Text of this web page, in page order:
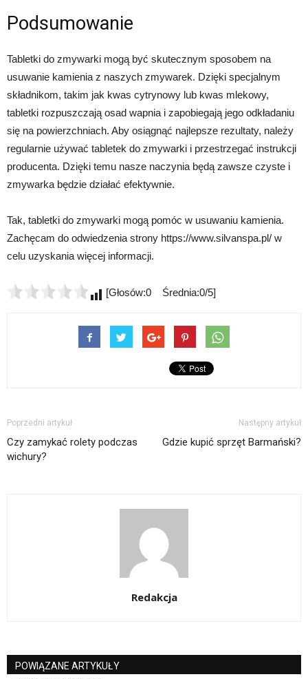
Podsumowanie
Tabletki do zmywarki mogą być skutecznym sposobem na
usuwanie kamienia z naszych zmywarek. Dzięki specjalnym
składnikom, takim jak kwas cytrynowy lub kwas mlekowy,
tabletki rozpuszczają osad wapnia i zapobiegają jego odkładaniu
się na powierzchniach. Aby osiągnąć najlepsze rezultaty, należy
regularnie używać tabletek do zmywarki i przestrzegać instrukcji
producenta. Dzięki temu nasze naczynia będą zawsze czyste i
zmywarka będzie działać efektywnie.
Tak, tabletki do zmywarki mogą pomóc w usuwaniu kamienia.
Zachęcam do odwiedzenia strony https://www.silvanspa.pl/ w
celu uzyskania więcej informacji.
[Głosów:0 Średnia:0/5]
Poprzedni artykuł
Czy zamykać rolety podczas
wichury?
Następny artykuł
Gdzie kupić sprzęt Barmański?
Redakcja
POWIĄZANE ARTYKUŁY